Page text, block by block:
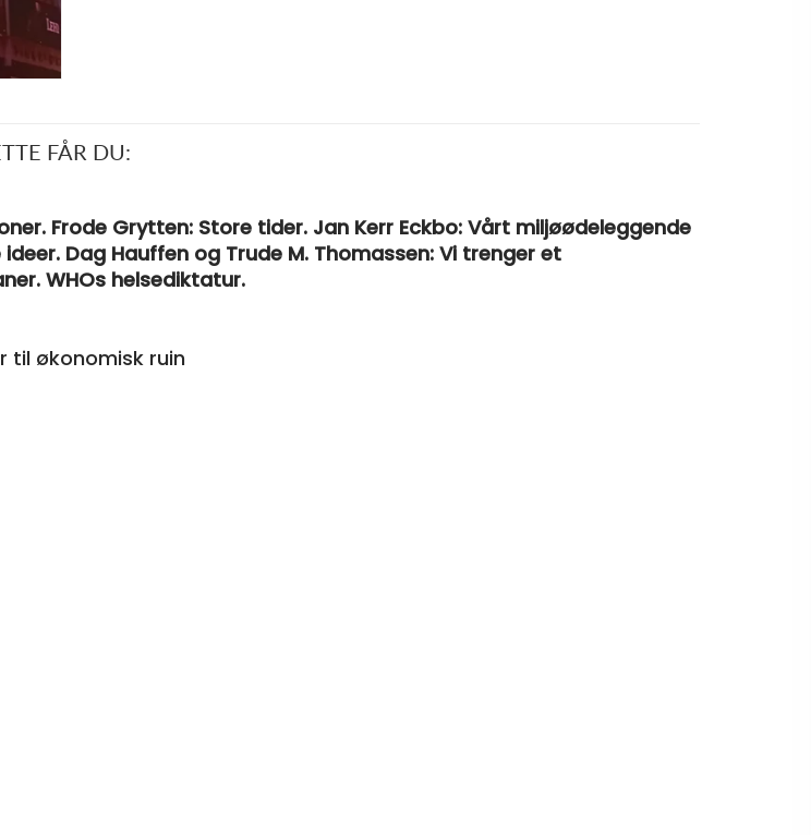
FÅR DU:
Frode Grytten: Store tider. Jan Kerr Eckbo: Vårt miljøødeleggende
Dag Hauffen og Trude M. Thomassen: Vi trenger et
WHOs helsediktatur.
til økonomisk ruin